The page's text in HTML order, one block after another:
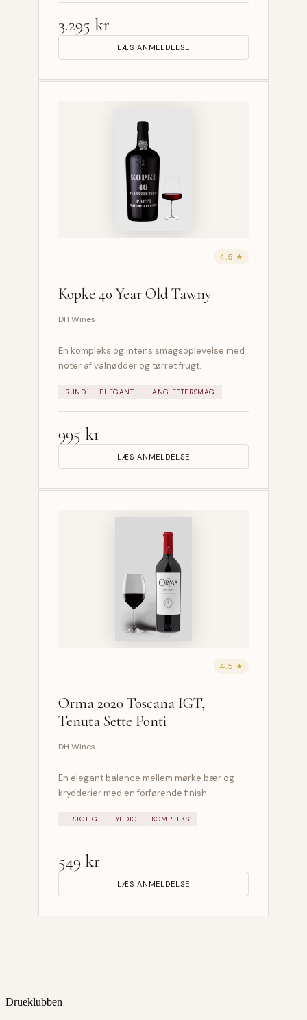
3.295 kr
LÆS ANMELDELSE
4.5 ★
Kopke 40 Year Old Tawny
DH Wines
En kompleks og intens smagsoplevelse med
noter af valnødder og tørret frugt.
RUND ELEGANT LANG EFTERSMAG
995 kr
LÆS ANMELDELSE
4.5 ★
Orma 2020 Toscana IGT,
Tenuta Sette Ponti
DH Wines
En elegant balance mellem mørke bær og
krydderier med en forførende finish.
FRUGTIG FYLDIG KOMPLEKS
549 kr
LÆS ANMELDELSE
Drueklubben